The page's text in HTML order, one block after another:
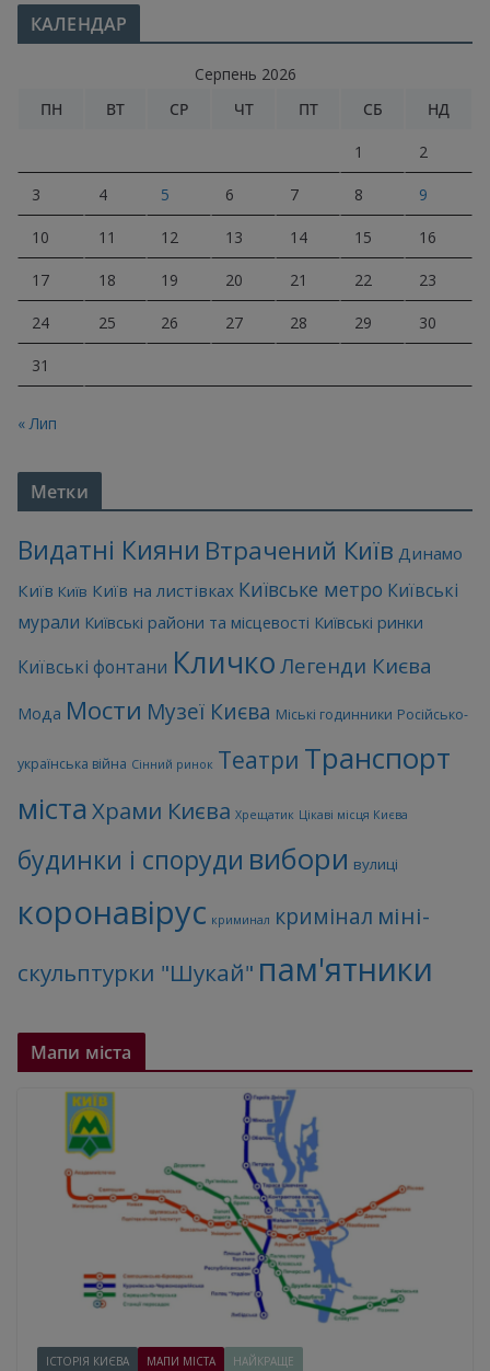
КАЛЕНДАР
Серпень 2026
ПН
ВТ СР ЧТ ПТ СБ НД
1 2
3 4 5 6 7 8 9
10 11 12 13 14 15 16
17 18 19 20 21 22 23
24 25 26 27 28 29 30
31
« Лип
Метки
Видатні Кияни Втрачений Київ Динамо
Київ Київ Київ на листівках Київське метро Київські
мурали Київські райони та місцевості Київські ринки
Київські фонтани Кличко Легенди Києва
Мода Мости Музеї Києва Міські годинники Російсько-
українська війна Сінний ринок Театри Транспорт
міста Храми Києва Хрещатик Цікаві місця Києва
будинки і споруди вибори вулиці
коронавірус криминал кримінал міні-
скульптурки "Шукай" пам'ятники
Мапи міста
ІСТОРІЯ КИЄВА МАПИ МІСТА НАЙКРАЩЕ